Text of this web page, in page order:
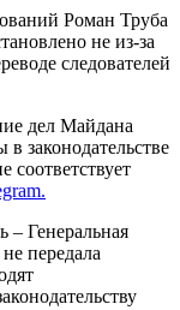
Роман Труба
не из-за
следователей
дел Майдана
законодательстве
соответствует
– Генеральная
передала